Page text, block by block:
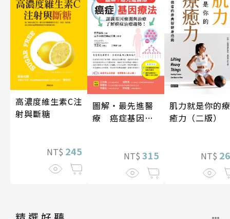
高濃度維生素C注
射與斷糖
NT$ 245
圖解‧最先進醫
療 癌症基因療
NT$ 315
肌力就是你的療
癒力（二版）
NT$